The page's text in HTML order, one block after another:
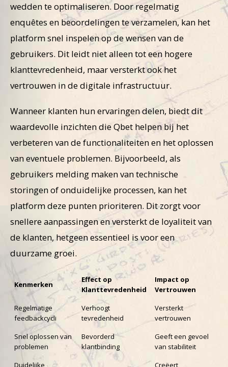
wedden te optimaliseren. Door regelmatig
enquêtes en beoordelingen te verzamelen, kan het
platform snel inspelen op de wensen van de
gebruikers. Dit leidt niet alleen tot een hogere
klanttevredenheid, maar versterkt ook het
vertrouwen in de digitale infrastructuur.
Wanneer klanten hun ervaringen delen, biedt dit
waardevolle inzichten die Qbet helpen bij het
verbeteren van de functionaliteiten en het oplossen
van eventuele problemen. Bijvoorbeeld, als
gebruikers melding maken van technische
storingen of onduidelijke processen, kan het
platform deze punten prioriteren. Dit zorgt voor
snellere aanpassingen en versterkt de loyaliteit van
de klanten, hetgeen essentieel is voor een
duurzame groei.
Kenmerken
Effect op
Klanttevredenheid
Impact op
Vertrouwen
Regelmatige
feedbackcycli
Verhoogt
tevredenheid
Versterkt
vertrouwen
Snel oplossen van
problemen
Bevorderd
klantbinding
Geeft een gevoel
van stabiliteit
Duidelijke
Creëert